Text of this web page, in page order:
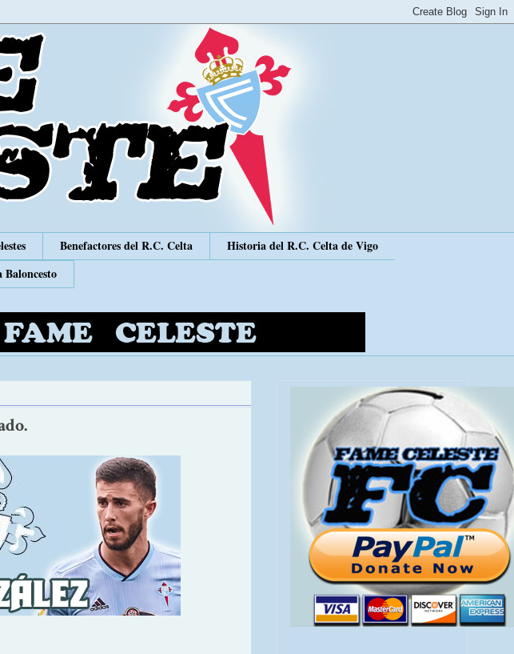
Benefactores del R.C. Celta
Historia del R.C. Celta de Vigo